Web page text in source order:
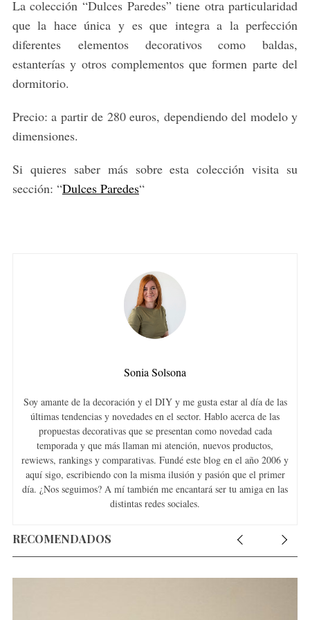
La colección “Dulces Paredes” tiene otra particularidad
que la hace única y es que integra a la perfección
diferentes elementos decorativos como baldas,
estanterías y otros complementos que formen parte del
dormitorio.
Precio: a partir de 280 euros, dependiendo del modelo y
dimensiones.
Si quieres saber más sobre esta colección visita su
sección: “Dulces Paredes“
Sonia Solsona
Soy amante de la decoración y el DIY y me gusta estar al día de las
últimas tendencias y novedades en el sector. Hablo acerca de las
propuestas decorativas que se presentan como novedad cada
temporada y que más llaman mi atención, nuevos productos,
rewiews, rankings y comparativas. Fundé este blog en el año 2006 y
aquí sigo, escribiendo con la misma ilusión y pasión que el primer
día. ¿Nos seguimos? A mí también me encantará ser tu amiga en las
distintas redes sociales.
RECOMENDADOS